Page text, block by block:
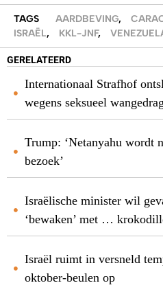
TAGS AARDBEVING,
ISRAËL, KKL-JNF,
GERELATEERD
Internationaal Strafhof
wegens seksueel wangedrag
Trump: ‘Netanyahu wordt
bezoek’
Israëlische minister wil
‘bewaken’ met …
Israël ruimt in versneld
oktober-beulen op